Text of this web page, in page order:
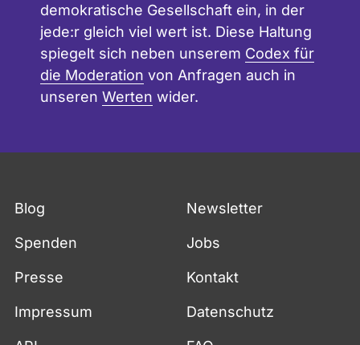
demokratische Gesellschaft ein, in der
jede:r gleich viel wert ist. Diese Haltung
spiegelt sich neben unserem Codex für
die Moderation von Anfragen auch in
unseren Werten wider.
Blog Newsletter
Spenden Jobs
Presse Kontakt
Impressum Datenschutz